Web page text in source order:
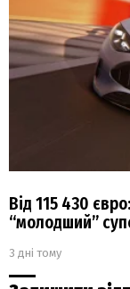
Від 115 430
“молодший”
3 дні тому